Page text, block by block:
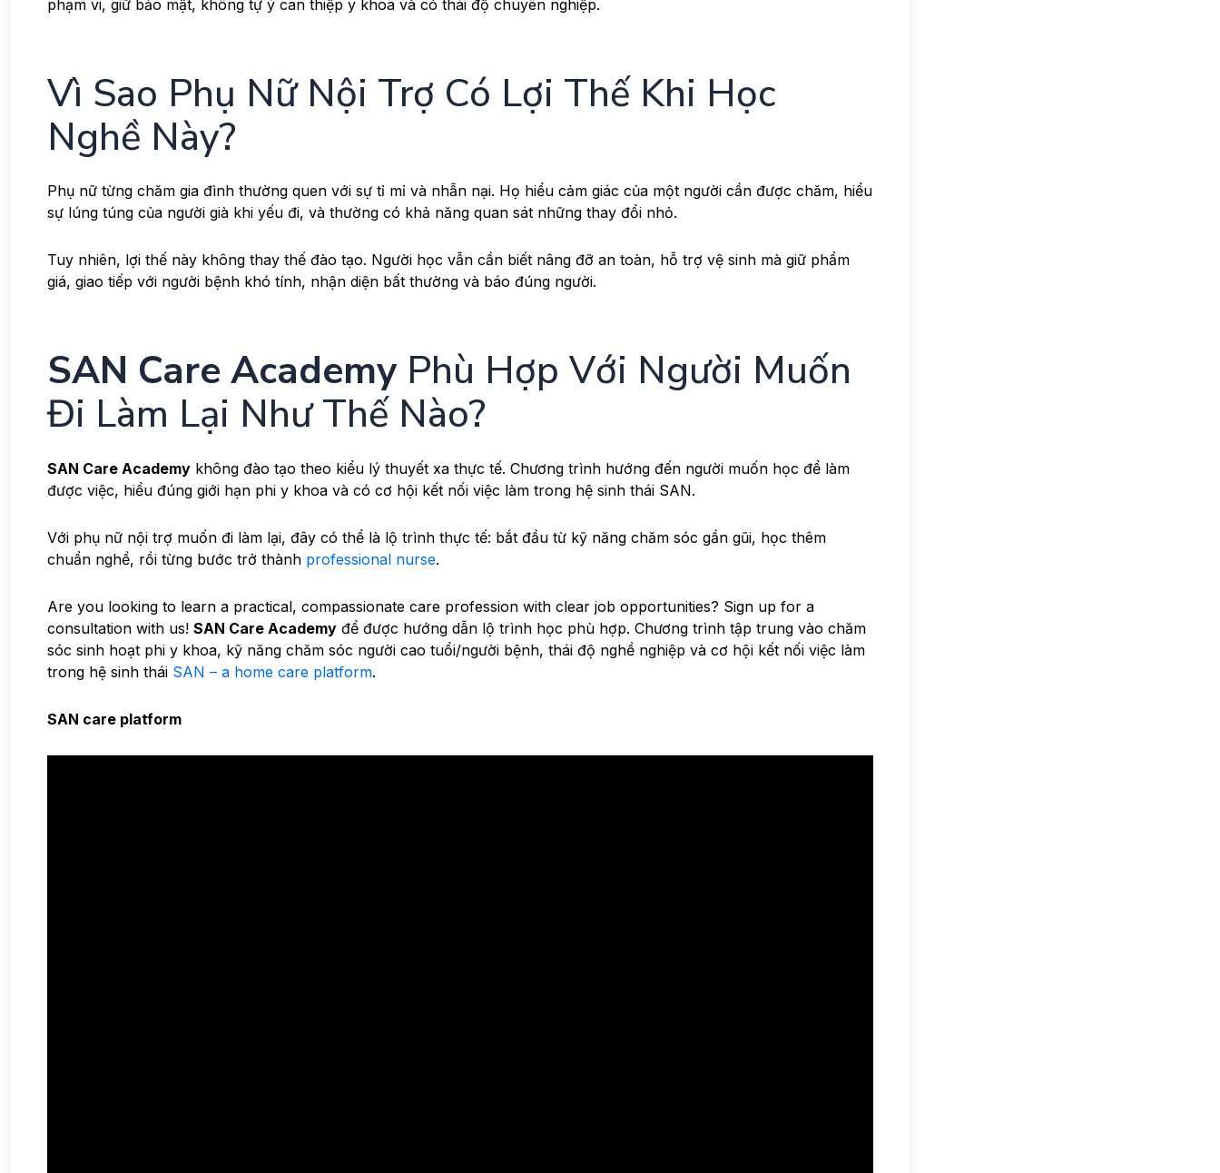
phạm vi, giữ bảo mật, không tự ý can thiệp y khoa và có thái độ chuyên nghiệp.
Vì Sao Phụ Nữ Nội Trợ Có Lợi Thế Khi Học
Nghề Này?
Phụ nữ từng chăm gia đình thường quen với sự tỉ mỉ và nhẫn nại. Họ hiểu cảm giác của một người cần được chăm, hiểu
sự lúng túng của người già khi yếu đi, và thường có khả năng quan sát những thay đổi nhỏ.
Tuy nhiên, lợi thế này không thay thế đào tạo. Người học vẫn cần biết nâng đỡ an toàn, hỗ trợ vệ sinh mà giữ phẩm
giá, giao tiếp với người bệnh khó tính, nhận diện bất thường và báo đúng người.
SAN Care AcademyPhù Hợp Với Người Muốn
Đi Làm Lại Như Thế Nào?
SAN Care Academy không đào tạo theo kiểu lý thuyết xa thực tế. Chương trình hướng đến người muốn học để làm
được việc, hiểu đúng giới hạn phi y khoa và có cơ hội kết nối việc làm trong hệ sinh thái SAN.
Với phụ nữ nội trợ muốn đi làm lại, đây có thể là lộ trình thực tế: bắt đầu từ kỹ năng chăm sóc gần gũi, học thêm
chuẩn nghề, rồi từng bước trở thành professional nurse.
Are you looking to learn a practical, compassionate care profession with clear job opportunities? Sign up for a
consultation with us! SAN Care Academy để được hướng dẫn lộ trình học phù hợp. Chương trình tập trung vào chăm
sóc sinh hoạt phi y khoa, kỹ năng chăm sóc người cao tuổi/người bệnh, thái độ nghề nghiệp và cơ hội kết nối việc làm
trong hệ sinh thái SAN – a home care platform.
SAN care platform